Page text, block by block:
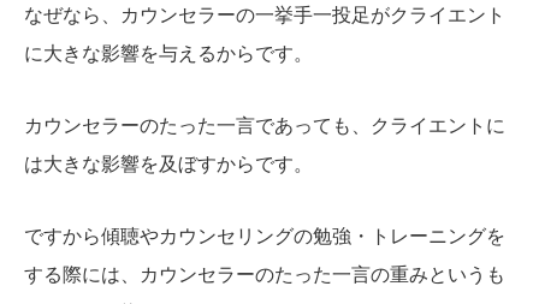
なぜなら、カウンセラーの一挙手一投足がクライエント
に大きな影響を与えるからです。
カウンセラーのたった一言であっても、クライエントに
は大きな影響を及ぼすからです。
ですから傾聴やカウンセリングの勉強・トレーニングを
する際には、カウンセラーのたった一言の重みというも